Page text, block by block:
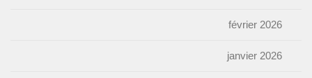
février 2026
janvier 2026